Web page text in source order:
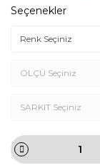
Seçenekler